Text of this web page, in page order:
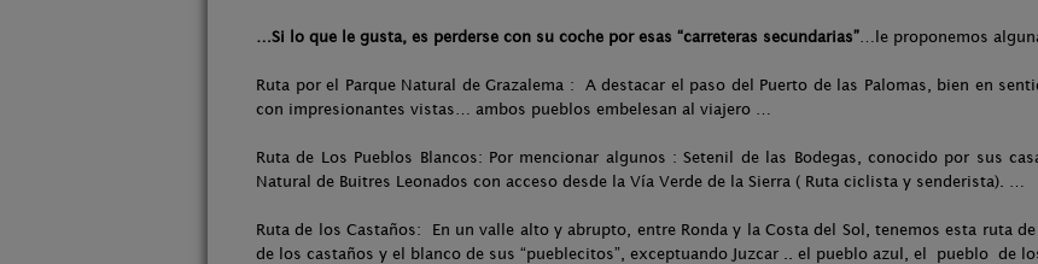
…Si lo que le gusta, es perderse con su coche por esas “carreteras secundarias”…le proponemos
Ruta por el Parque Natural de Grazalema : A destacar el paso del Puerto de las Palomas, bien en
con impresionantes vistas… ambos pueblos embelesan al viajero …
Ruta de Los Pueblos Blancos: Por mencionar algunos : Setenil de las Bodegas, conocido por sus
Natural de Buitres Leonados con acceso desde la Vía Verde de la Sierra ( Ruta ciclista y senderista). …
Ruta de los Castaños: En un valle alto y abrupto, entre Ronda y la Costa del Sol, tenemos esta ruta
de los castaños y el blanco de sus “pueblecitos”, exceptuando Juzcar .. el pueblo azul, el pueblo de